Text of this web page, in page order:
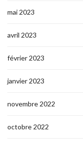
mai 2023
avril 2023
février 2023
janvier 2023
novembre 2022
octobre 2022